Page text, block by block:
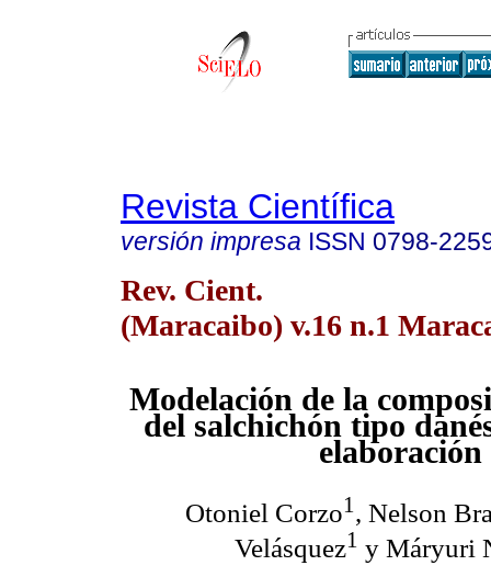
Revista Científica
versión impresa ISSN 0798-
Rev. Cient.
(Maracaibo) v.16 n.1
Modelación de la
del salchichón tipo
elaboración
Otoniel Corzo1 , Nelson
Velásquez1 y Máryuri